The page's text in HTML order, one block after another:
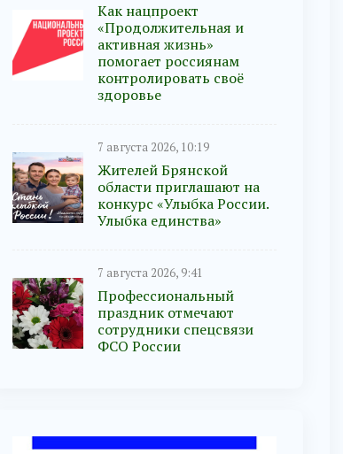
Как нацпроект
«Продолжительная и
активная жизнь»
помогает россиянам
контролировать своё
здоровье
7 августа 2026, 10:19
Жителей Брянской
области приглашают на
конкурс «Улыбка России.
Улыбка единства»
7 августа 2026, 9:41
Профессиональный
праздник отмечают
сотрудники спецсвязи
ФСО России